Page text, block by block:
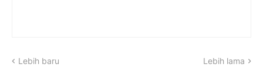
Lebih baru Lebih lama